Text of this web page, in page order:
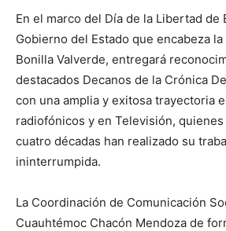
En el marco del Día de la Libertad de
Gobierno del Estado que encabeza
Bonilla Valverde, entregará
destacados Decanos de la Crónica
con una amplia y exitosa trayectoria
radiofónicos y en Televisión,
cuatro décadas han realizado su
ininterrumpida.
La Coordinación de Comunicación
Cuauhtémoc Chacón Mendoza de